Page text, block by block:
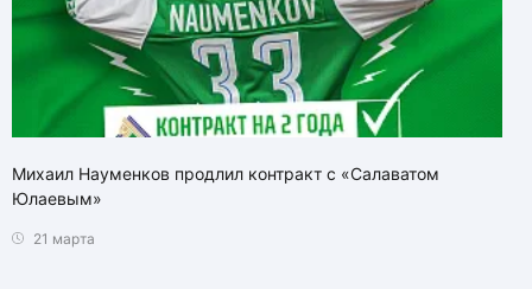
Михаил Науменков продлил контракт с «Салаватом
Юлаевым»
21 марта